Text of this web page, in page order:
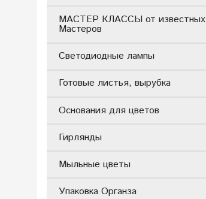
МАСТЕР КЛАССЫ от известных
Мастеров
Светодиодные лампы
Готовые листья, вырубка
Основания для цветов
Гирлянды
Мыльные цветы
Упаковка Органза